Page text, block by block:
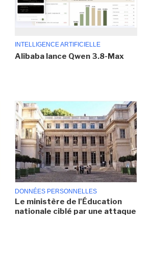
INTELLIGENCE ARTIFICIELLE
Alibaba lance Qwen 3.8-Max
DONNÉES PERSONNELLES
Le ministère de l'Éducation
nationale ciblé par une attaque